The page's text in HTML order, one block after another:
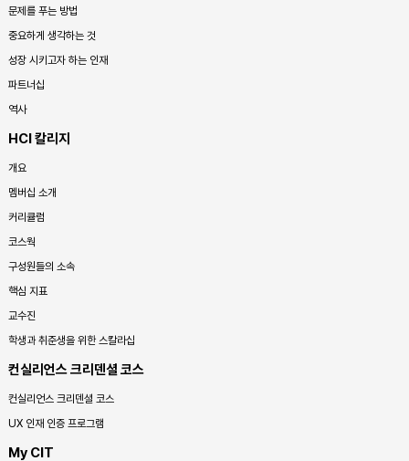
문제를 푸는 방법
중요하게 생각하는 것
성장 시키고자 하는 인재
파트너십
역사
HCI 칼리지
개요
멤버십 소개
커리큘럼
코스웍
구성원들의 소속
핵심 지표
교수진
학생과 취준생을 위한 스칼라십
컨실리언스 크리덴셜 코스
컨실리언스 크리덴셜 코스
UX 인재 인증 프로그램
My CIT